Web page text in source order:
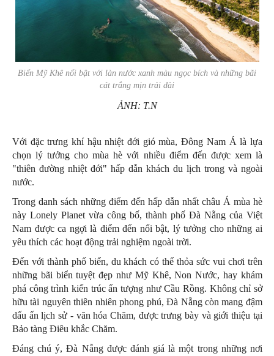
Biển Mỹ Khê nổi bật với làn nước xanh màu ngọc bích và những bãi
cát trắng mịn trải dài
ẢNH: T.N
Với đặc trưng khí hậu nhiệt đới gió mùa, Đông Nam Á là lựa
chọn lý tưởng cho mùa hè với nhiều điểm đến được xem là
"thiên đường nhiệt đới" hấp dẫn khách du lịch trong và ngoài
nước.
Trong danh sách những điểm đến hấp dẫn nhất châu Á mùa hè
này Lonely Planet vừa công bố, thành phố Đà Nẵng của Việt
Nam được ca ngợi là điểm đến nổi bật, lý tưởng cho những ai
yêu thích các hoạt động trải nghiệm ngoài trời.
Đến với thành phố biển, du khách có thể thỏa sức vui chơi trên
những bãi biển tuyệt đẹp như Mỹ Khê, Non Nước, hay khám
phá công trình kiến trúc ấn tượng như Cầu Rồng. Không chỉ sở
hữu tài nguyên thiên nhiên phong phú, Đà Nẵng còn mang đậm
dấu ấn lịch sử - văn hóa Chăm, được trưng bày và giới thiệu tại
Bảo tàng Điêu khắc Chăm.
Đáng chú ý, Đà Nẵng được đánh giá là một trong những nơi